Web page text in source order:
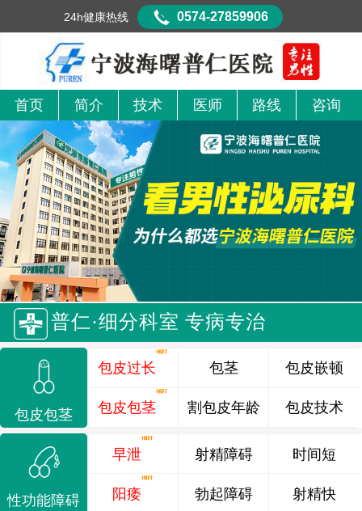
首页 简介 技术 医师 路线 咨询
普仁·细分科室 专病专治
包皮包茎
包皮过长
包皮包茎
包茎
割包皮年龄
包皮嵌顿
包皮技术
性功能障碍
早泄
阳痿
射精障碍
勃起障碍
时间短
射精快
24h健康热线 0574-27859906